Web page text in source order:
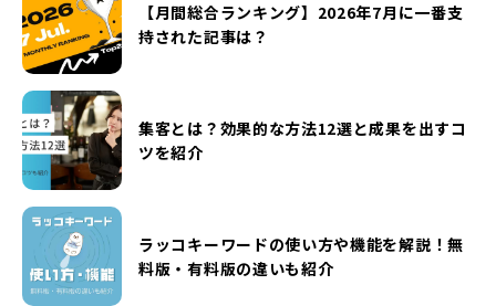
【月間総合ランキング】2026年7月に一番支
持された記事は？
集客とは？効果的な方法12選と成果を出すコ
ツを紹介
ラッコキーワードの使い方や機能を解説！無
料版・有料版の違いも紹介